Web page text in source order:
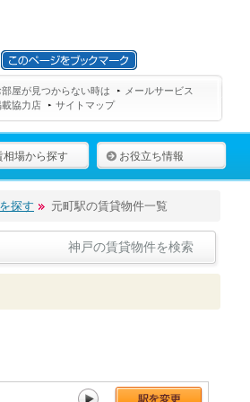
屋が見つからない時は
メールサービス
協力店
サイトマップ
相場から探す お役立ち情報
探す 元町駅の賃貸物件一覧
神戸の賃貸物件を検索
摩耶[84件] 六甲道[337件]